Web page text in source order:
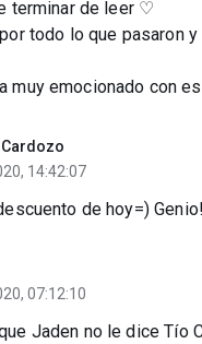
terminar de leer ♡
todo lo que pasaron
muy emocionado con
14:42:07
de hoy=)
07:12:10
Jaden no le dice Tío